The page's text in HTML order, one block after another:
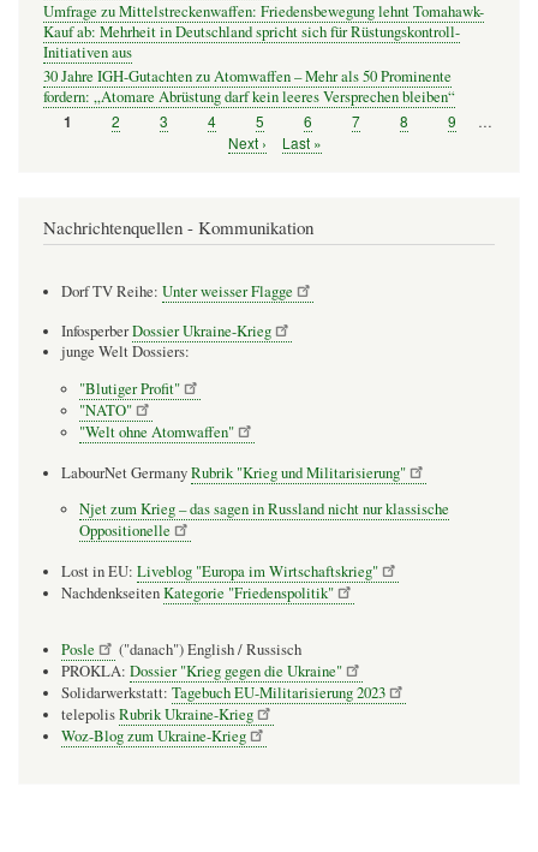
Umfrage zu Mittelstreckenwaffen: Friedensbewegung lehnt Tomahawk-
Kauf ab: Mehrheit in Deutschland spricht sich für Rüstungskontroll-
Initiativen aus
30 Jahre IGH-Gutachten zu Atomwaffen – Mehr als 50 Prominente
fordern: „Atomare Abrüstung darf kein leeres Versprechen bleiben“
Seitennummerierung
Seite
1 Seite
2 Seite
3 Seite
4 Seite
5 Seite
6 Seite
7 Seite
8 Seite
9
…
Nächste
Next ›
Letzte
Last »
Nachrichtenquellen - Kommunikation
Dorf TV Reihe: Unter weisser Flagge
InfosperberDossier Ukraine-Krieg
junge Welt Dossiers:
"Blutiger Profit"
"NATO"
"Welt ohne Atomwaffen"
LabourNet GermanyRubrik "Krieg und Militarisierung"
Njet zum Krieg – das sagen in Russland nicht nur klassische
Oppositionelle
Lost in EU: Liveblog "Europa im Wirtschaftskrieg"
NachdenkseitenKategorie "Friedenspolitik"
Posle
("danach") English / Russisch
PROKLA: Dossier "Krieg gegen die Ukraine"
Solidarwerkstatt: Tagebuch EU-Militarisierung 2023
telepolisRubrik Ukraine-Krieg
Woz-Blog zum Ukraine-Krieg